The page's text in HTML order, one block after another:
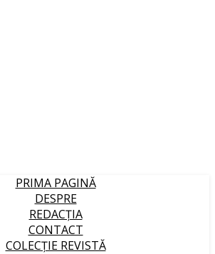
PRIMA PAGINĂ
DESPRE
REDACȚIA
CONTACT
COLECȚIE REVISTĂ